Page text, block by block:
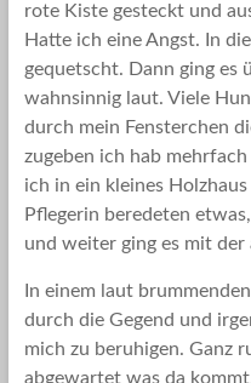
rote Kiste gesteckt und
Hatte ich eine Angst. In
gequetscht. Dann ging es
wahnsinnig laut. Viele
durch mein Fensterchen
zugeben ich hab
ich in ein kleines
Pflegerin beredeten
und weiter ging es mit der
In einem laut
durch die Gegend und
mich zu beruhigen. Ganz
abgewartet was da